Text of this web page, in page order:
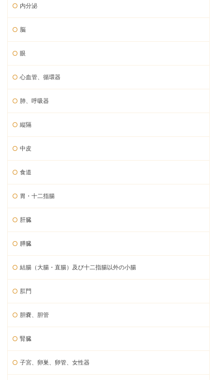
内分泌
脳
眼
心血管、循環器
肺、呼吸器
縦隔
中皮
食道
胃・十二指腸
肝臓
膵臓
結腸（大腸・直腸）及び十二指腸以外の小腸
肛門
胆嚢、胆管
腎臓
子宮、卵巣、卵管、女性器